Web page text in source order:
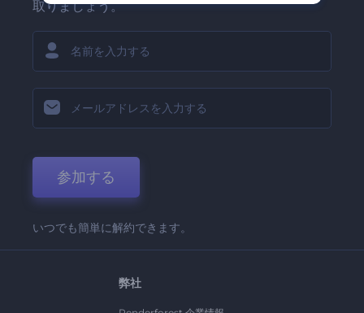
取りましょう。
参加する
いつでも簡単に解約できます。
弊社